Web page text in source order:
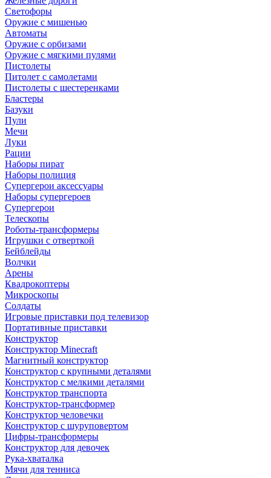
Светофоры
Оружие с мишенью
Автоматы
Оружие с орбизами
Оружие с мягкими пулями
Пистолеты
Питолет с самолетами
Пистолеты с шестеренками
Бластеры
Базуки
Пули
Мечи
Луки
Рации
Наборы пират
Наборы полиция
Супергерои аксессуары
Наборы супергероев
Супергерои
Телескопы
Роботы-трансформеры
Игрушки с отверткой
Бейблейды
Волчки
Арены
Квадрокоптеры
Микроскопы
Солдаты
Игровые приставки под телевизор
Портативные приставки
Конструктор
Конструктор Minecraft
Магнитный конструктор
Конструктор с крупными деталями
Конструктор с мелкими деталями
Конструктор транспорта
Конструктор-трансформер
Конструктор человечки
Конструктор с шуруповертом
Цифры-трансформеры
Конструктор для девочек
Рука-хваталка
Мячи для тенниса